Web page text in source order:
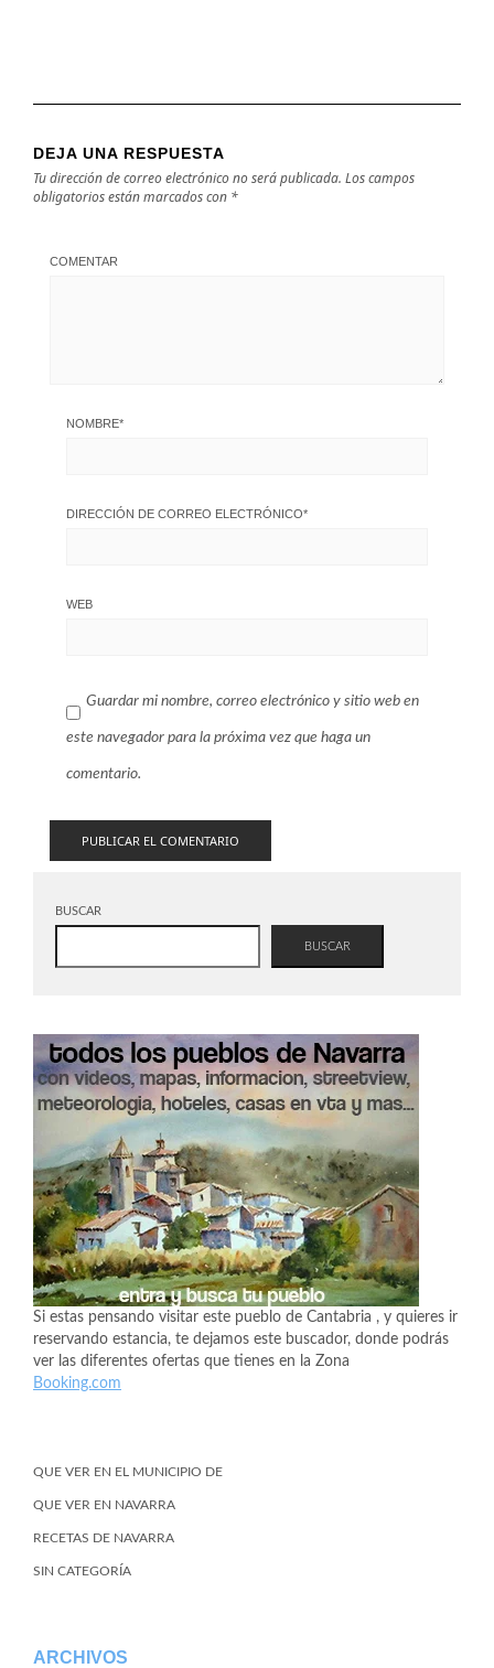
DEJA UNA RESPUESTA
Tu dirección de correo electrónico no será publicada. Los campos
obligatorios están marcados con *
COMENTAR
NOMBRE*
DIRECCIÓN DE CORREO ELECTRÓNICO*
WEB
Guardar mi nombre, correo electrónico y sitio web en
este navegador para la próxima vez que haga un
comentario.
BUSCAR
BUSCAR
Si estas pensando visitar este pueblo de Cantabria , y quieres ir
reservando estancia, te dejamos este buscador, donde podrás
ver las diferentes ofertas que tienes en la Zona
Booking.com
QUE VER EN EL MUNICIPIO DE
QUE VER EN NAVARRA
RECETAS DE NAVARRA
SIN CATEGORÍA
ARCHIVOS